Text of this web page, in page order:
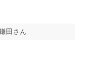
田さん